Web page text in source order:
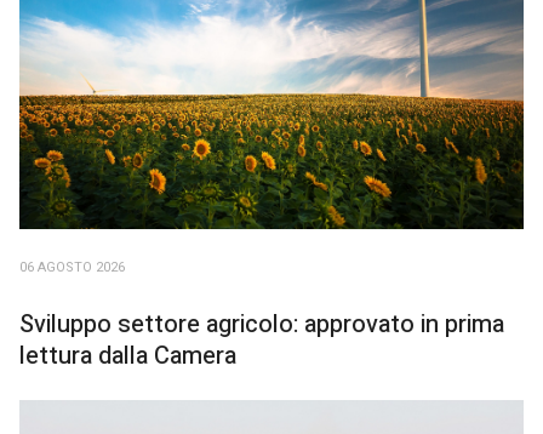
06 AGOSTO 2026
Sviluppo settore agricolo: approvato in prima
lettura dalla Camera